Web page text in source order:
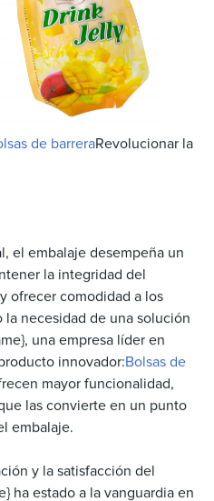
de barreraRevolucionar la
el embalaje desempeña un
la integridad del
ofrecer comodidad a los
necesidad de una solución
una empresa líder en
innovador:Bolsas de
mayor funcionalidad,
las convierte en un punto
embalaje.
y la satisfacción del
ha estado a la vanguardia en